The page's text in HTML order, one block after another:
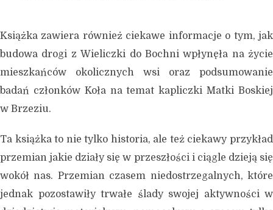
KOŁO HISTORYCZNE
„ZADORA”
Książka zawiera również ciekawe informacje o tym, jak
budowa drogi z Wieliczki do Bochni wpłynęła na życie
mieszkańców okolicznych wsi oraz podsumowanie
badań członków Koła na temat kapliczki Matki Boskiej
w Brzeziu.
Ta książka to nie tylko historia, ale też ciekawy przykład
przemian jakie działy się w przeszłości i ciągle dzieją się
wokół nas. Przemian czasem niedostrzegalnych, które
jednak pozostawiły trwałe ślady swojej aktywności w